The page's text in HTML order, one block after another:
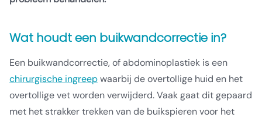
Wat houdt een buikwandcorrectie in?
Een buikwandcorrectie, of abdominoplastiek is een
chirurgische ingreepwaarbij de overtollige huid en het
overtollige vet worden verwijderd. Vaak gaat dit gepaard
met het strakker trekken van de buikspieren voor het